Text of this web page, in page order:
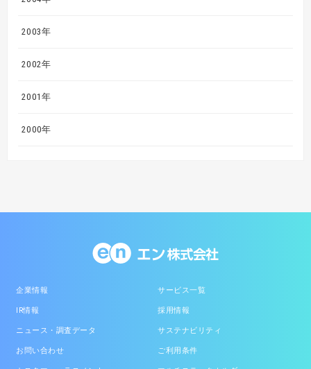
2003年
2002年
2001年
2000年
企業情報 サービス一覧
IR情報 採用情報
ニュース・調査データ サステナビリティ
お問い合わせ ご利用条件